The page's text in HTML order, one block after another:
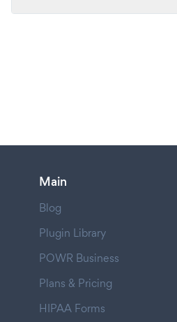
Main
Blog
Plugin Library
POWR Business
Plans & Pricing
HIPAA Forms